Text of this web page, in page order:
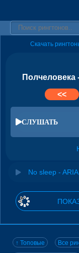
Скачать
Полчеловека
<<
СЛУШАТЬ
No sleep -
↑ Топовые Все